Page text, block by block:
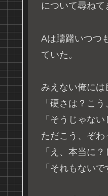
について尋ねて
Aは躊躇いつつ
ていた。
みえない俺には
「硬さは？こ
「そうじゃな
ただこう、ぞわ
「え、本当に
「それもない